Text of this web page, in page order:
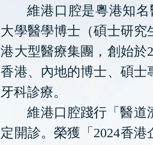
維港口腔是粵港知
大學醫學博士（碩士研究
港大型醫療集團，創始於
香港、內地的博士、碩士
牙科診療。
維港口腔踐行「醫道
定開診。榮獲「2024香